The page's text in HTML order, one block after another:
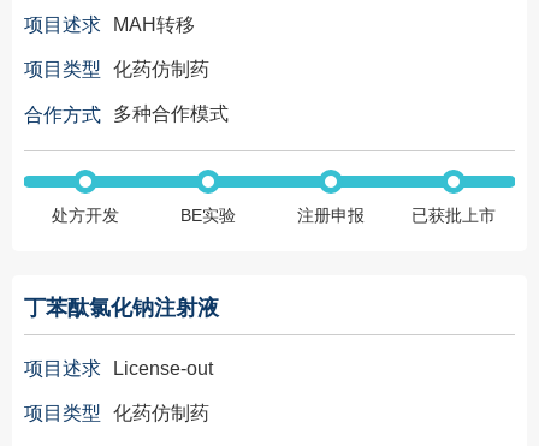
项目述求 MAH转移
项目类型 化药仿制药
合作方式 多种合作模式
处方开发 BE实验 注册申报 已获批上市
丁苯酞氯化钠注射液
项目述求 License-out
项目类型 化药仿制药